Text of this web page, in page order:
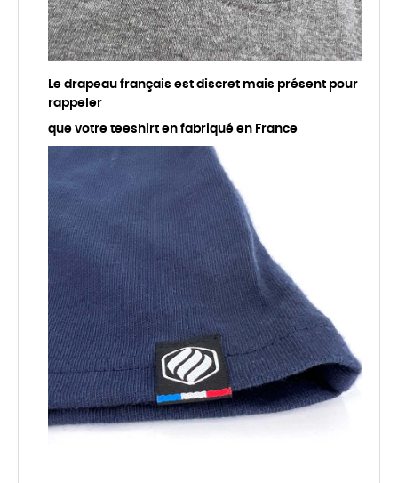
Le drapeau français est discret mais présent pour
rappeler
que votre teeshirt en fabriqué en France